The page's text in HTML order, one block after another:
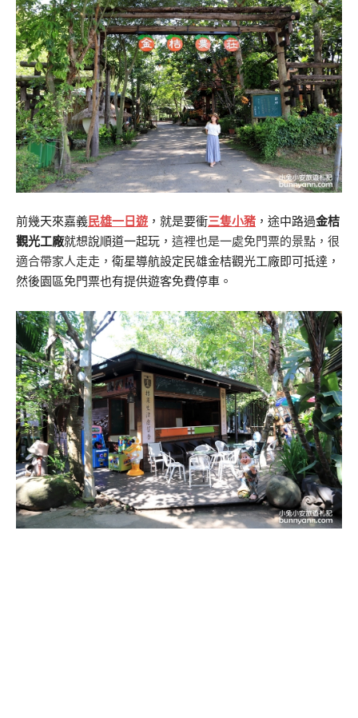
前幾天來嘉義民雄一日遊 ，就是要衝三隻小豬 ，途中路過金桔
觀光工廠就想說順道一起玩， 這裡也是一處免門票的景點，很
適合帶家人走走， 衛星導航設定民雄金桔觀光工廠即可抵達，
然後園區免門票也有提供遊客免費停車。